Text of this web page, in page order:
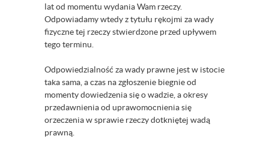
lat od momentu wydania Wam rzeczy.
Odpowiadamy wtedy z tytułu rękojmi za wady
fizyczne tej rzeczy stwierdzone przed upływem
tego terminu.
Odpowiedzialność za wady prawne jest w istocie
taka sama, a czas na zgłoszenie biegnie od
momenty dowiedzenia się o wadzie, a okresy
przedawnienia od uprawomocnienia się
orzeczenia w sprawie rzeczy dotkniętej wadą
prawną.